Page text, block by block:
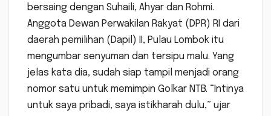
bersaing dengan Suhaili, Ahyar dan Rohmi.
Anggota Dewan Perwakilan Rakyat (DPR) RI dari
daerah pemilihan (Dapil) II, Pulau Lombok itu
mengumbar senyuman dan tersipu malu. Yang
jelas kata dia, sudah siap tampil menjadi orang
nomor satu untuk memimpin Golkar NTB. “Intinya
untuk saya pribadi, saya istikharah dulu,” ujar